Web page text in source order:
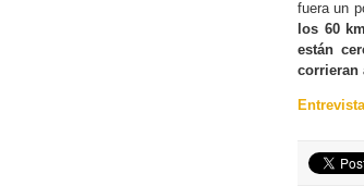
fuera un
los 60
están
corrieran